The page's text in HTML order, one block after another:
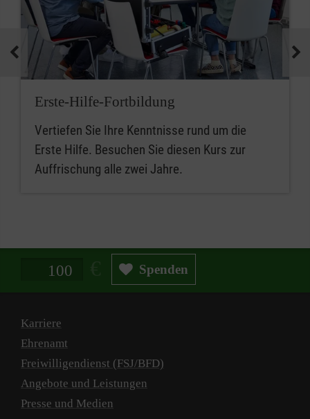
Erste-Hilfe-Fortbildung
Vertiefen Sie Ihre Kenntnisse rund um die
Erste Hilfe. Besuchen Sie diesen Kurs zur
Auffrischung alle zwei Jahre.
Spendenbetrag in Euro Spenden
Karriere
Ehrenamt
Freiwilligendienst (FSJ/BFD)
Angebote und Leistungen
Presse und Medien